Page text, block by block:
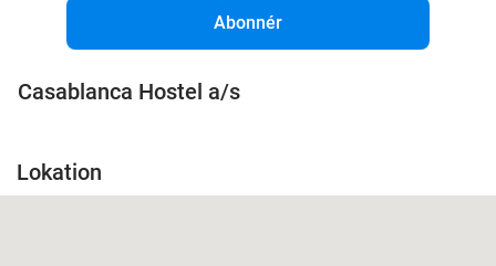
Abonnér
Casablanca Hostel a/s
Lokation